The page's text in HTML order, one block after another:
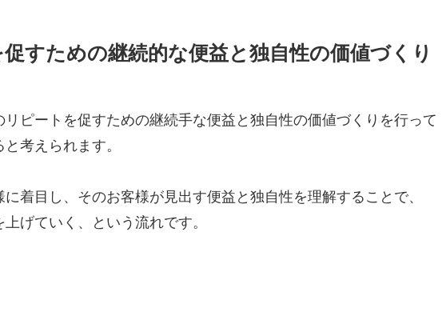
すための継続的な便益と独自性の価値づくり
ピートを促すための継続手な便益と独自性の価値づくりを行って
考えられます。
着目し、そのお客様が見出す便益と独自性を理解することで、
げていく、という流れです。